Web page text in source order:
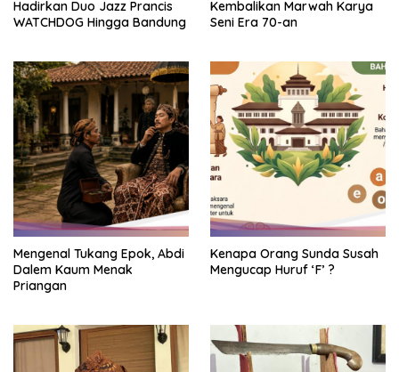
Hadirkan Duo Jazz Prancis
WATCHDOG Hingga Bandung
Kembalikan Marwah Karya
Seni Era 70-an
Mengenal Tukang Epok, Abdi
Dalem Kaum Menak
Priangan
Kenapa Orang Sunda Susah
Mengucap Huruf ‘F’ ?